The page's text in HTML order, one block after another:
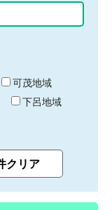
可茂地域
下呂地域